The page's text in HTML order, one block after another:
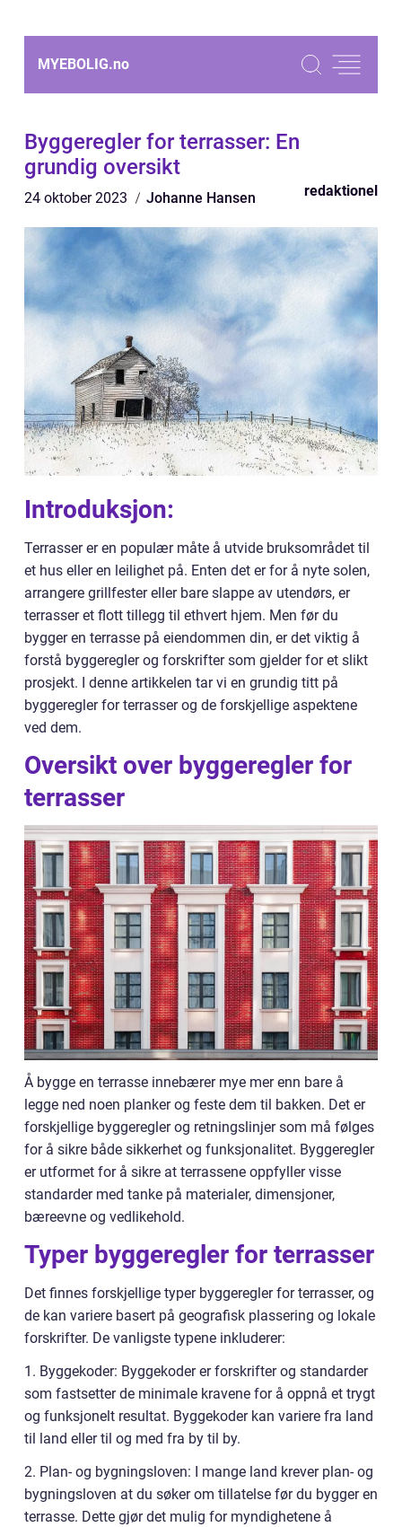
MYEBOLIG.no
Byggeregler for terrasser: En
grundig oversikt
24 oktober 2023 Johanne Hansen redaktionel
Introduksjon:
Terrasser er en populær måte å utvide bruksområdet til
et hus eller en leilighet på. Enten det er for å nyte solen,
arrangere grillfester eller bare slappe av utendørs, er
terrasser et flott tillegg til ethvert hjem. Men før du
bygger en terrasse på eiendommen din, er det viktig å
forstå byggeregler og forskrifter som gjelder for et slikt
prosjekt. I denne artikkelen tar vi en grundig titt på
byggeregler for terrasser og de forskjellige aspektene
ved dem.
Oversikt over byggeregler for
terrasser
Å bygge en terrasse innebærer mye mer enn bare å
legge ned noen planker og feste dem til bakken. Det er
forskjellige byggeregler og retningslinjer som må følges
for å sikre både sikkerhet og funksjonalitet. Byggeregler
er utformet for å sikre at terrassene oppfyller visse
standarder med tanke på materialer, dimensjoner,
bæreevne og vedlikehold.
Typer byggeregler for terrasser
Det finnes forskjellige typer byggeregler for terrasser, og
de kan variere basert på geografisk plassering og lokale
forskrifter. De vanligste typene inkluderer:
1. Byggekoder: Byggekoder er forskrifter og standarder
som fastsetter de minimale kravene for å oppnå et trygt
og funksjonelt resultat. Byggekoder kan variere fra land
til land eller til og med fra by til by.
2. Plan- og bygningsloven: I mange land krever plan- og
bygningsloven at du søker om tillatelse før du bygger en
terrasse. Dette gjør det mulig for myndighetene å